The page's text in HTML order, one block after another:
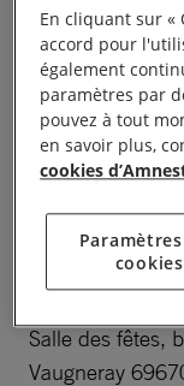
30ème Foire
dimanche 27
(romans/BD/
financer nos
Table de presse
présence
commerce
Salle des fêtes,
Vaugneray
En cliquant sur «
accord pour
également
paramètres par
pouvez à tout
en savoir plus,
cookies
cookies